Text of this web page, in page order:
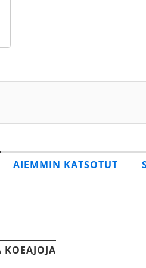
AIEMMIN KATSOTUT
KOEAJOJA